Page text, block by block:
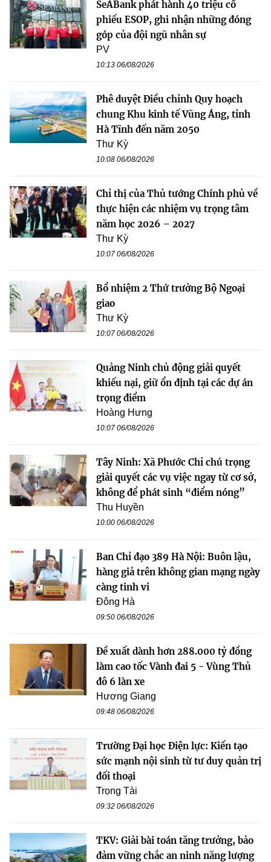
SeABank phát hành 40 triệu cổ
phiếu ESOP, ghi nhận những đóng
góp của đội ngũ nhân sự
PV
10:13 06/08/2026
Phê duyệt Điều chỉnh Quy hoạch
chung Khu kinh tế Vũng Áng, tỉnh
Hà Tĩnh đến năm 2050
Thư Kỳ
10:08 06/08/2026
Chỉ thị của Thủ tướng Chính phủ về
thực hiện các nhiệm vụ trọng tâm
năm học 2026 – 2027
Thư Kỳ
10:07 06/08/2026
Bổ nhiệm 2 Thứ trưởng Bộ Ngoại
giao
Thư Kỳ
10:07 06/08/2026
Quảng Ninh chủ động giải quyết
khiếu nại, giữ ổn định tại các dự án
trọng điểm
Hoàng Hưng
10:07 06/08/2026
Tây Ninh: Xã Phước Chỉ chú trọng
giải quyết các vụ việc ngay từ cơ sở,
không để phát sinh “điểm nóng”
Thu Huyền
10:00 06/08/2026
Ban Chỉ đạo 389 Hà Nội: Buôn lậu,
hàng giả trên không gian mạng ngày
càng tinh vi
Đông Hà
09:50 06/08/2026
Đề xuất dành hơn 288.000 tỷ đồng
làm cao tốc Vành đai 5 - Vùng Thủ
đô 6 làn xe
Hương Giang
09:48 06/08/2026
Trường Đại học Điện lực: Kiến tạo
sức mạnh nội sinh từ tư duy quản trị
đối thoại
Trọng Tài
09:32 06/08/2026
TKV: Giải bài toán tăng trưởng, bảo
đảm vững chắc an ninh năng lượng